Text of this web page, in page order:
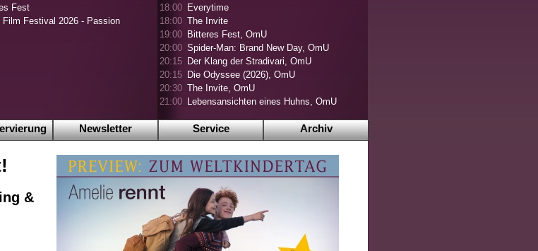
Fest
Film Festival 2026 - Passion
18:00 Everytime
18:00 The Invite
19:00 Bitteres Fest, OmU
20:00 Spider-Man: Brand New Day, OmU
20:15 Der Klang der Stradivari, OmU
20:15 Die Odyssee (2026), OmU
20:30 The Invite, OmU
21:00 Lebensansichten eines Huhns, OmU
Newsletter Service Archiv
&